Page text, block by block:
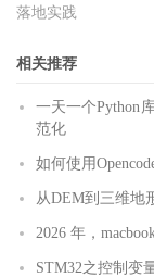
落地实践
相关推荐
一天一个Python
范化
如何使用
从DEM到三维地
2026 年，
STM32之控制变